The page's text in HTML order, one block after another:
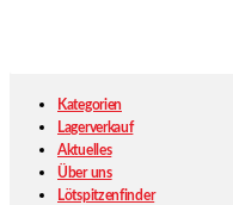
Kategorien
Lagerverkauf
Aktuelles
Über uns
Lötspitzenfinder